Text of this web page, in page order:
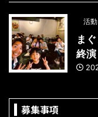
活
ま
終演
募集事項